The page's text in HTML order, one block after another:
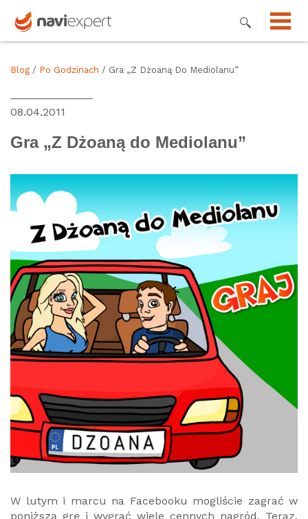
Blog / Po Godzinach / Gra „Z Dżoaną Do Mediolanu”
08.04.2011
Gra „Z Dżoaną do Mediolanu”
W lutym i marcu na Facebooku mogliście zagrać w
poniższą grę i wygrać wiele cennych nagród. Teraz,